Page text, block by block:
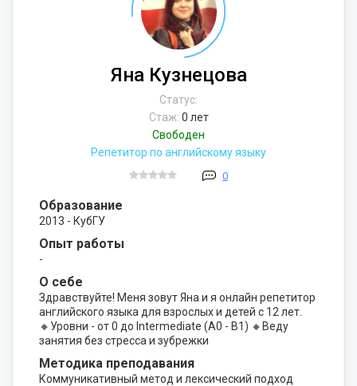
Яна Кузнецова
Статус:
Стаж: 0 лет
Свободен
Репетитор по английскому языку
0
Образование
2013 - КубГУ
Опыт работы
-
О себе
Здравствуйте! Меня зовут Яна и я онлайн репетитор
английского языка для взрослых и детей с 12 лет.
🔸Уровни - от 0 до Intermediate (A0 - B1) 🔸Веду
занятия без стресса и зубрежки
Методика преподавания
Коммуникативный метод и лексический подход